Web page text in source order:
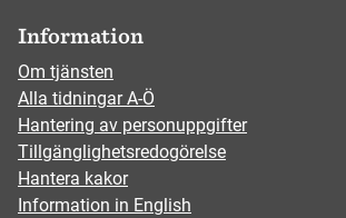
Information
Om tjänsten
Alla tidningar A-Ö
Hantering av personuppgifter
Tillgänglighetsredogörelse
Hantera kakor
Information in English